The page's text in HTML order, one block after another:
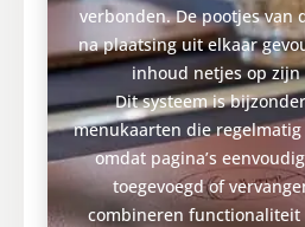
verbonden. De pootjes van
na plaatsing uit elkaar
inhoud netjes op
Dit systeem is
menukaarten die
omdat pagina’s
toegevoegd of
combineren functionaliteit